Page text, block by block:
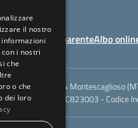
TrasparenteAlbo
Polo, snc - 75024 Montescaglioso
MTIC823003 - Codice
il nostro
i nostri
che
o che
dei loro